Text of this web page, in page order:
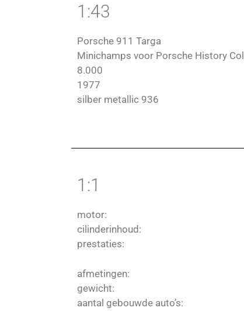
1:43
Porsche 911 Targa
Minichamps voor Porsche History
8.000
1977
silber metallic 936
1:1
motor:
cilinderinhoud:
prestaties:
afmetingen:
gewicht:
aantal gebouwde auto’s: